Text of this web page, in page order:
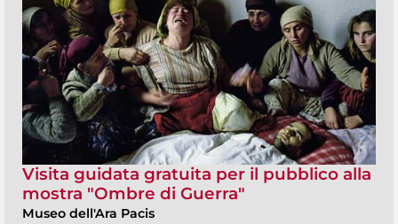
Visita guidata gratuita per il pubblico alla
mostra "Ombre di Guerra"
Museo dell'Ara Pacis